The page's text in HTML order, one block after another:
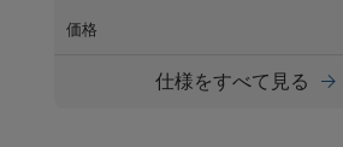
価格
仕様をすべて見る